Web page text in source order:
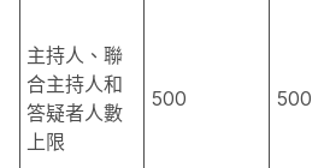
主持人、聯
合主持人和
答疑者人數
上限
500 500